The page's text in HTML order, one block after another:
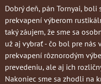
Dobrý deň, pán Tornyai,
prekvapení výberom
taký záujem, že sme sa
už aj vybrať - čo bol pre
prekvapení rôznorodým
prevedeniu, ale aj ich
Nakoniec sme sa zhodli na